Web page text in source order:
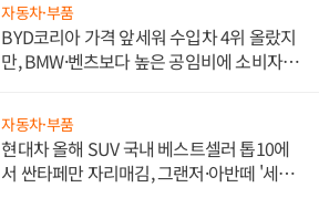
자동차·부품
BYD코리아 가격 앞세워 수입차 4위 올랐지
만, BMW·벤츠보다 높은 공임비에 소비자
자동차·부품
현대차 올해 SUV 국내 베스트셀러 톱10에
서 싼타페만 자리매김, 그랜저·아반떼 '세단